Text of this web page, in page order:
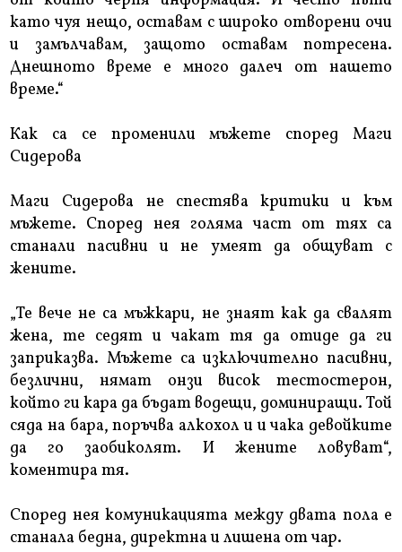
като чуя нещо, оставам с широко отворени очи
и замълчавам, защото оставам потресена.
Днешното време е много далеч от нашето
време.“
Как са се променили мъжете според Маги
Сидерова
Маги Сидерова не спестява критики и към
мъжете. Според нея голяма част от тях са
станали пасивни и не умеят да общуват с
жените.
„Те вече не са мъжкари, не знаят как да свалят
жена, те седят и чакат тя да отиде да ги
заприказва. Мъжете са изключително пасивни,
безлични, нямат онзи висок тестостерон,
който ги кара да бъдат водещи, доминиращи. Той
сяда на бара, поръчва алкохол и и чака девойките
да го заобиколят. И жените ловуват“,
коментира тя.
Според нея комуникацията между двата пола е
станала бедна, директна и лишена от чар.